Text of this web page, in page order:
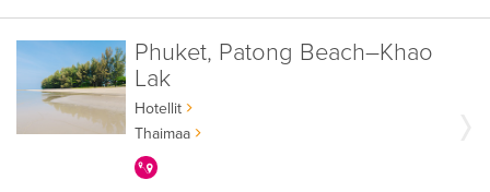
Phuket, Patong Beach–Khao
Lak
Hotellit
Thaimaa